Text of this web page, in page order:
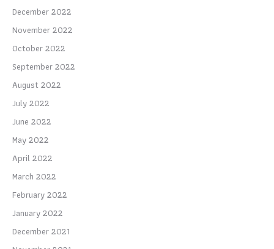
December 2022
November 2022
October 2022
September 2022
August 2022
July 2022
June 2022
May 2022
April 2022
March 2022
February 2022
January 2022
December 2021